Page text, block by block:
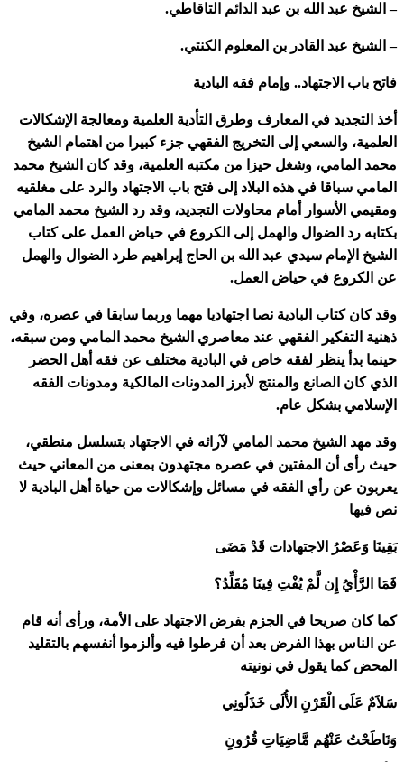
– الشيخ عبد الله بن عبد الدائم التاقاطي.
– الشيخ عبد القادر بن المعلوم الكنتي.
فاتح باب الاجتهاد.. وإمام فقه البادية
أخذ التجديد في المعارف وطرق التأدية العلمية ومعالجة الإشكالات
العلمية، والسعي إلى التخريج الفقهي جزء كبيرا من اهتمام الشيخ
محمد المامي، وشغل حيزا من مكتبه العلمية، وقد كان الشيخ محمد
المامي سباقا في هذه البلاد إلى فتح باب الاجتهاد والرد على مغلقيه
ومقيمي الأسوار أمام محاولات التجديد، وقد رد الشيخ محمد المامي
بكتابه رد الضوال والهمل إلى الكروع في حياض العمل على كتاب
الشيخ الإمام سيدي عبد الله بن الحاج إبراهيم طرد الضوال والهمل
عن الكروع في حياض العمل.
وقد كان كتاب البادية نصا اجتهاديا مهما وربما سابقا في عصره، وفي
ذهنية التفكير الفقهي عند معاصري الشيخ محمد المامي ومن سبقه،
حينما بدأ ينظر لفقه خاص في البادية مختلف عن فقه أهل الحضر
الذي كان الصانع والمنتج لأبرز المدونات المالكية ومدونات الفقه
الإسلامي بشكل عام.
وقد مهد الشيخ محمد المامي لآرائه في الاجتهاد بتسلسل منطقي،
حيث رأى أن المفتين في عصره مجتهدون بمعنى من المعاني حيث
يعربون عن رأي الفقه في مسائل وإشكالات من حياة أهل البادية لا
نص فيها
بَقِينَا وَعَصْرُ الاجتهادات قَدْ مَضَى
فَمَا الرَّأْيُ إِن لَّمْ يُفْتِ فِينَا مُقَلِّدُ؟
كما كان صريحا في الجزم بفرض الاجتهاد على الأمة، ورأى أنه قام
عن الناس بهذا الفرض بعد أن فرطوا فيه وألزموا أنفسهم بالتقليد
المحض كما يقول في نونيته
سَلاَمٌ عَلَى الْقَرْنِ الأُلَى خَذَلُونِي
وَنَاطَحْتُ عَنْهُم مَّاضِيَاتِ قُرُونِ